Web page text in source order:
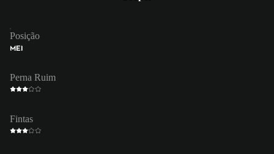
Posição
MEI
Perna Ruim
Fintas